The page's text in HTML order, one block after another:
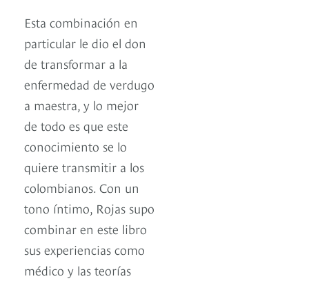
Esta combinación en
particular le dio el don
de transformar a la
enfermedad de verdugo
a maestra, y lo mejor
de todo es que este
conocimiento se lo
quiere transmitir a los
colombianos. Con un
tono íntimo, Rojas supo
combinar en este libro
sus experiencias como
médico y las teorías